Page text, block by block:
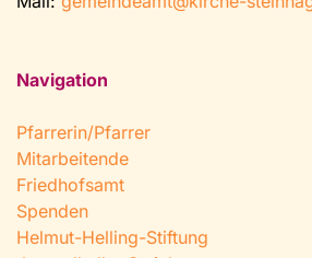
Navigation
Pfarrerin/Pfarrer
Mitarbeitende
Friedhofsamt
Spenden
Helmut-Helling-Stiftung